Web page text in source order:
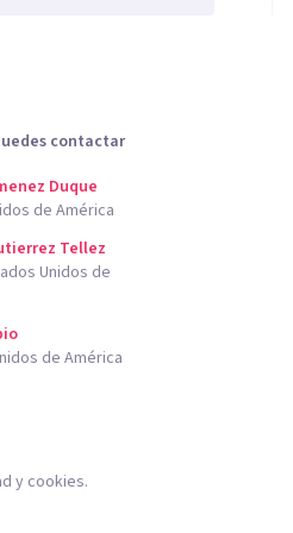
contactar
Duque
de América
Tellez
Unidos de
de América
y cookies.